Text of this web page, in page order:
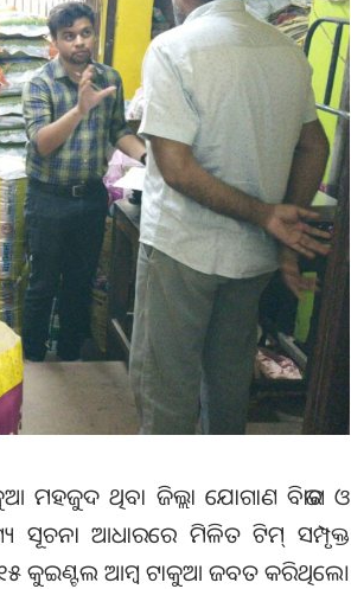
ମହଜୁଦ ଥିବା ଜିଲ୍ଲା ଯୋଗାଣ ବିଭାଗ ଓ
ସୂଚନା ଆଧାରରେ ମିଳିତ ଟିମ୍ ସମ୍ପୃକ୍ତ
କୁଇଣ୍ଟଲ ଆମ୍ବ ଟାକୁଆ ଜବତ କରିଥିଲେ।